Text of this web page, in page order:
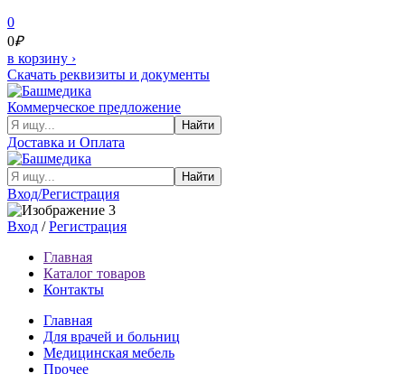
0
0₽
в корзину ›
Скачать реквизиты и документы
Коммерческое предложение
Найти
Доставка и Оплата
Найти
Вход/Регистрация
Вход /Регистрация
Главная
Каталог товаров
Контакты
Главная
Для врачей и больниц
Медицинская мебель
Прочее